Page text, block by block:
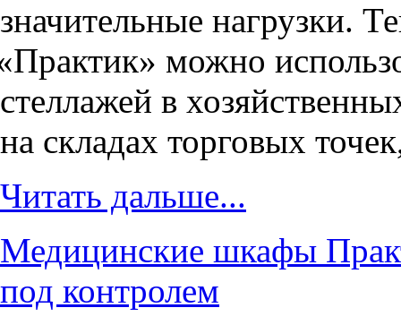
значительные нагрузки.
Практик» можно
стеллажей в
на складах торговых
Читать дальше...
Медицинские шкафы
под контролем